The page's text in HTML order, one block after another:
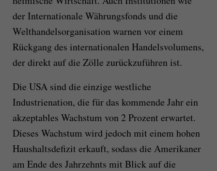
der Internationale Währungsfonds und die
Welthandelsorganisation warnen vor einem
Rückgang des internationalen Handelsvolumens,
der direkt auf die Zölle zurückzuführen ist.
Die USA sind die einzige westliche
Industrienation, die für das kommende Jahr ein
akzeptables Wachstum von 2 Prozent erwartet.
Dieses Wachstum wird jedoch mit einem hohen
Haushaltsdefizit erkauft, sodass die Amerikaner
am Ende des Jahrzehnts mit Blick auf die